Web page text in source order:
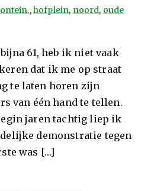
,hofplein, noord, oude
61, heb ik niet vaak
dat ik me op straat
te laten horen zijn
van één hand te tellen.
jaren tachtig liep ik
demonstratie tegen
was […]